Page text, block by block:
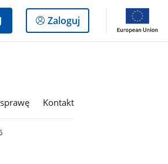
Logowanie
do
Zaloguj
Kontakt